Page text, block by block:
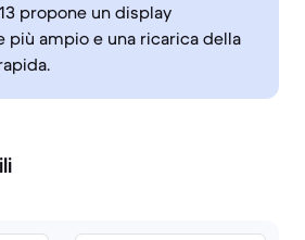
propone un display
più ampio e una ricarica della